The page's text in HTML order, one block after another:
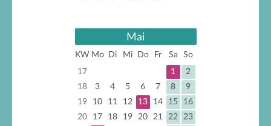
Mai
KW Mo Di Mi Do Fr Sa
So
17
1
2
18
3 4 5 6 7 8
9
19
10 11 12 13 14 15
16
20
17 18 19 20 21 22
23